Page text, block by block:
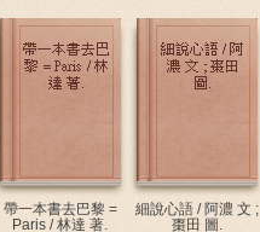
帶一本書去巴黎 =
Paris / 林達 著.
細說心語 / 阿濃 文 ;
棗田 圖.